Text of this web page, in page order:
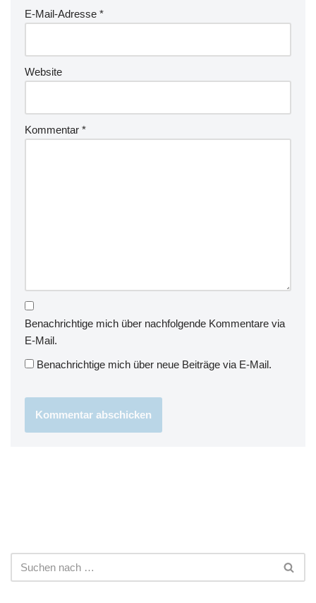
E-Mail-Adresse *
Website
Kommentar *
Benachrichtige mich über nachfolgende Kommentare via
E-Mail.
Benachrichtige mich über neue Beiträge via E-Mail.